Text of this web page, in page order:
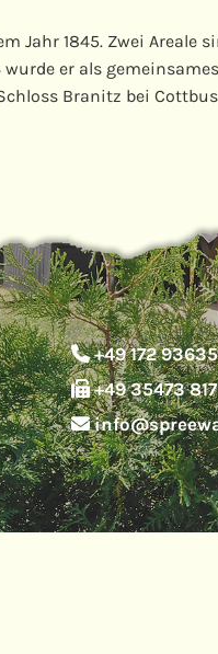
Jahr 1845. Zwei
er als
Branitz bei
 +49 172
+49 35473
